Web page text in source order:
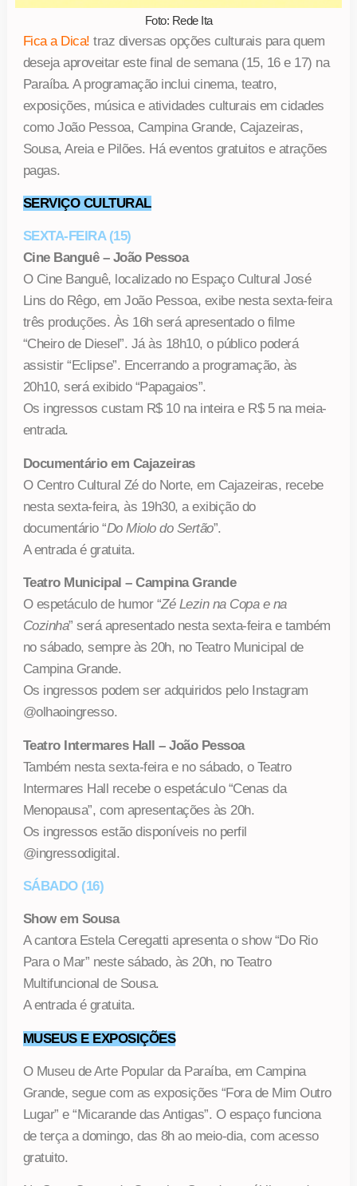
Foto: Rede Ita
Fica a Dica!traz diversas opções culturais para quem
deseja aproveitar este final de semana (15, 16 e 17) na
Paraíba. A programação inclui cinema, teatro,
exposições, música e atividades culturais em cidades
como João Pessoa, Campina Grande, Cajazeiras,
Sousa, Areia e Pilões. Há eventos gratuitos e atrações
pagas.
SERVIÇO CULTURAL
SEXTA-FEIRA (15)
Cine Banguê – João Pessoa
O Cine Banguê, localizado no Espaço Cultural José
Lins do Rêgo, em João Pessoa, exibe nesta sexta-feira
três produções. Às 16h será apresentado o filme
“Cheiro de Diesel”. Já às 18h10, o público poderá
assistir “Eclipse”. Encerrando a programação, às
20h10, será exibido “Papagaios”.
Os ingressos custam R$ 10 na inteira e R$ 5 na meia-
entrada.
Documentário em Cajazeiras
O Centro Cultural Zé do Norte, em Cajazeiras, recebe
nesta sexta-feira, às 19h30, a exibição do
documentário “Do Miolo do Sertão”.
A entrada é gratuita.
Teatro Municipal – Campina Grande
O espetáculo de humor “Zé Lezin na Copa e na
Cozinha” será apresentado nesta sexta-feira e também
no sábado, sempre às 20h, no Teatro Municipal de
Campina Grande.
Os ingressos podem ser adquiridos pelo Instagram
@olhaoingresso.
Teatro Intermares Hall – João Pessoa
Também nesta sexta-feira e no sábado, o Teatro
Intermares Hall recebe o espetáculo “Cenas da
Menopausa”, com apresentações às 20h.
Os ingressos estão disponíveis no perfil
@ingressodigital.
SÁBADO (16)
Show em Sousa
A cantora Estela Ceregatti apresenta o show “Do Rio
Para o Mar” neste sábado, às 20h, no Teatro
Multifuncional de Sousa.
A entrada é gratuita.
MUSEUS E EXPOSIÇÕES
O Museu de Arte Popular da Paraíba, em Campina
Grande, segue com as exposições “Fora de Mim Outro
Lugar” e “Micarande das Antigas”. O espaço funciona
de terça a domingo, das 8h ao meio-dia, com acesso
gratuito.